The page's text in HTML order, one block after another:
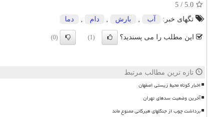
5.0
/
5
تگهای خبر:
آب بارش دام دما
این مطلب را می پسندید؟ (1)
(0)
تازه ترین مطالب مرتبط
اخبار کوتاه محیط زیستی اصفهان
آخرین وضعیت سدهای تهران
برداشت چوب از جنگلهای هیرکانی ممنوع ماند